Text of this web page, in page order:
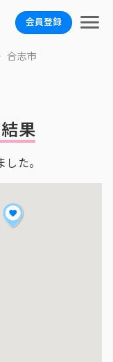
会員登録
合志市
果
した。